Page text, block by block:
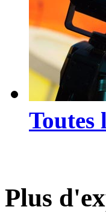
Toutes
Plus